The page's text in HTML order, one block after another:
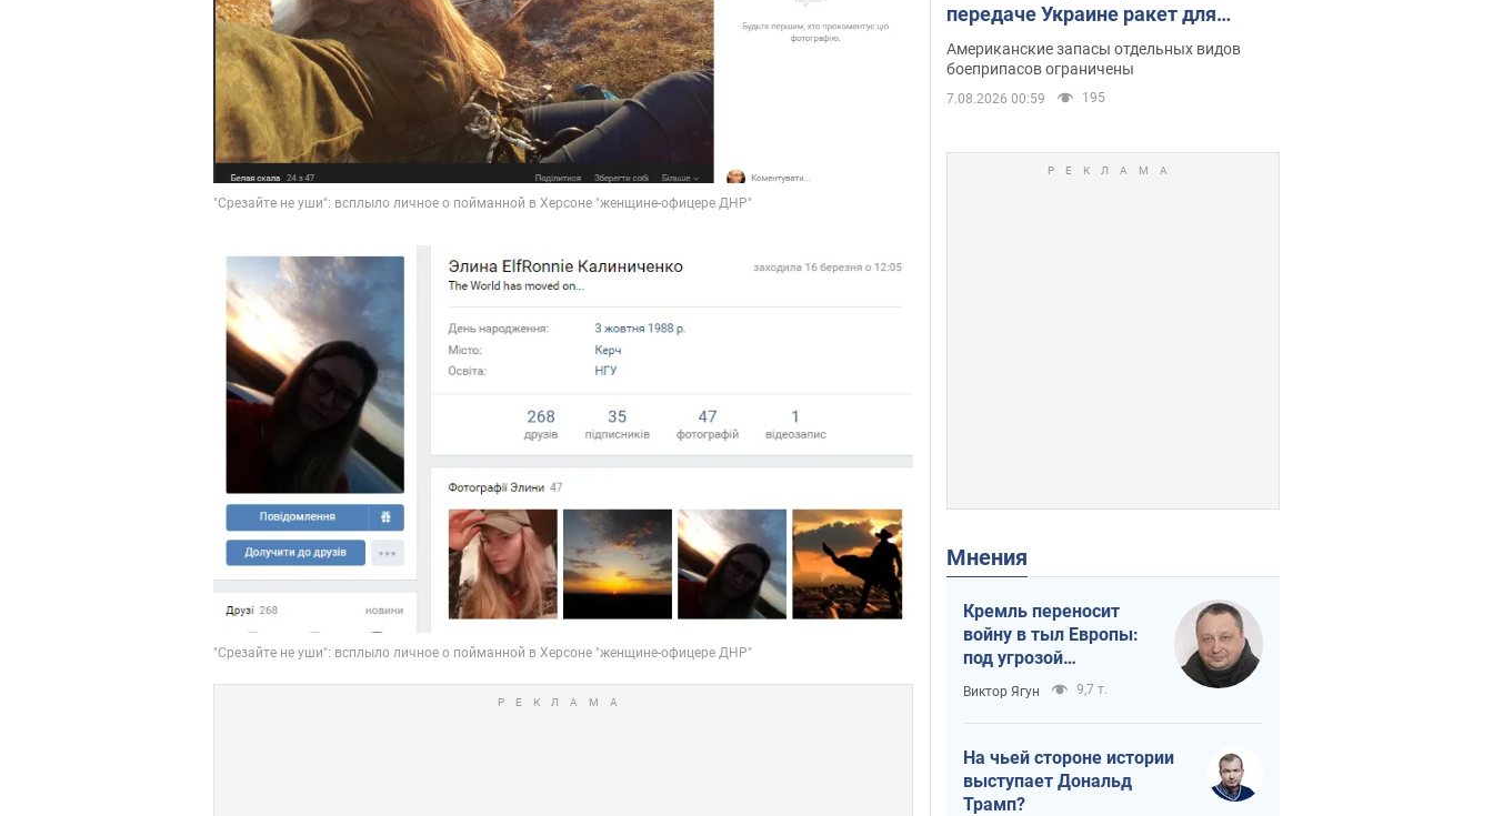
передаче Украине ракет для
Patriot
Американские запасы отдельных видов
боеприпасов ограничены
7.08.2026 00:59 195
Мнения
Кремль переносит
войну в тыл Европы:
под угрозой
критическая
логистика
Виктор Ягун 9,7 т.
На чьей стороне истории
выступает Дональд
Трамп?